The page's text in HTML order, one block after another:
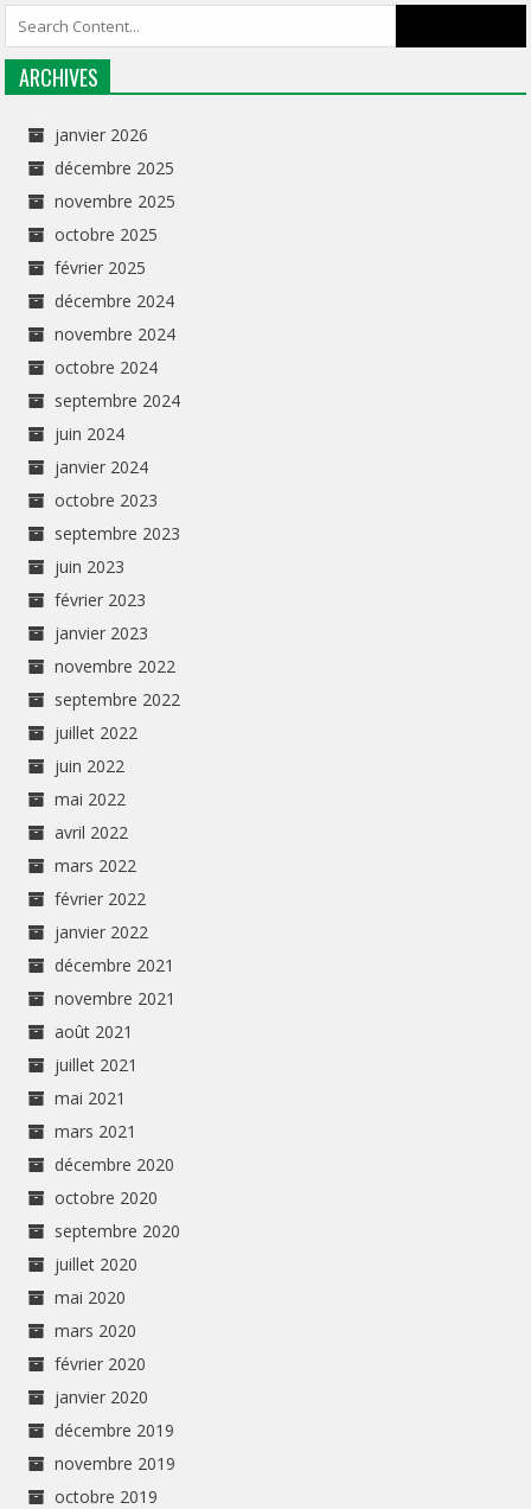
ARCHIVES
janvier 2026
décembre 2025
novembre 2025
octobre 2025
février 2025
décembre 2024
novembre 2024
octobre 2024
septembre 2024
juin 2024
janvier 2024
octobre 2023
septembre 2023
juin 2023
février 2023
janvier 2023
novembre 2022
septembre 2022
juillet 2022
juin 2022
mai 2022
avril 2022
mars 2022
février 2022
janvier 2022
décembre 2021
novembre 2021
août 2021
juillet 2021
mai 2021
mars 2021
décembre 2020
octobre 2020
septembre 2020
juillet 2020
mai 2020
mars 2020
février 2020
janvier 2020
décembre 2019
novembre 2019
octobre 2019